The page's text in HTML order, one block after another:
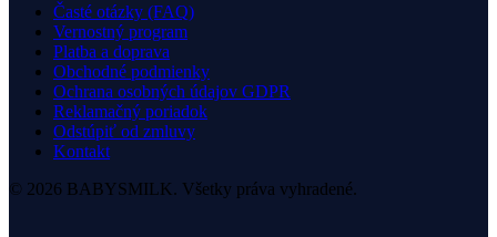
Časté otázky (FAQ)
Vernostný program
Platba a doprava
Obchodné podmienky
Ochrana osobných údajov GDPR
Reklamačný poriadok
Odstúpiť od zmluvy
Kontakt
© 2026 BABYSMILK. Všetky práva vyhradené.